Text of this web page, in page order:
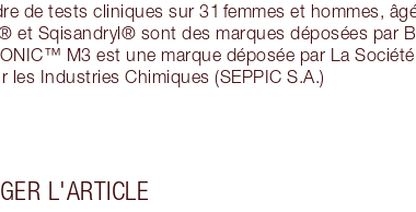
de tests cliniques sur 31 femmes et hommes,
et Sqisandryl® sont des marques déposées par
M3 est une marque déposée par La Société
les Industries Chimiques (SEPPIC S.A.)
L'ARTICLE